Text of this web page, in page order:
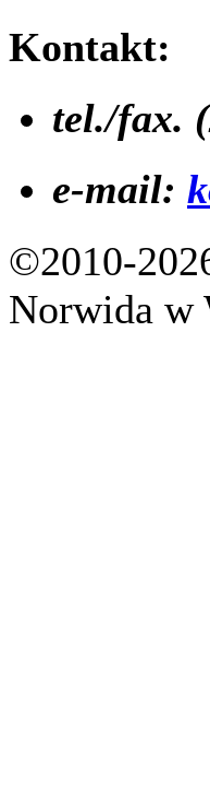
Kontakt:
tel./fax.
e-mail:
©2010-
Norwida w